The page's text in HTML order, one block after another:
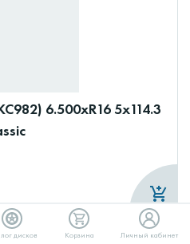
6.500xR16 5x114.3
дисков Корзина Личный кабинет